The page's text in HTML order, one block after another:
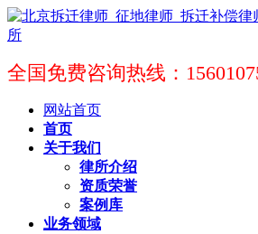
全国免费咨询热线：
网站首页
首页
关于我们
律所介绍
资质荣誉
案例库
业务领域